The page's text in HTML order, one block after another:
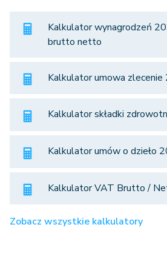
Kalkulator wynagrodzeń
brutto netto
Kalkulator umowa zlecenie
Kalkulator składki
Kalkulator umów o dzieło
Kalkulator VAT Brutto /
Zobacz wszystkie kalkulatory